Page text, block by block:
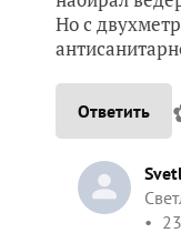
Но с
Ответить